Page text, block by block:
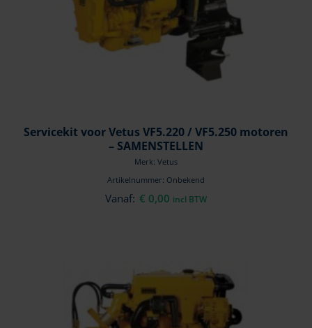
Servicekit voor Vetus VF5.220 / VF5.250 motoren
– SAMENSTELLEN
Merk: Vetus
Artikelnummer: Onbekend
Vanaf: € 0,00 incl BTW